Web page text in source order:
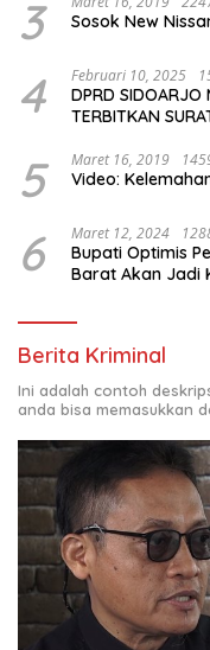
3 Sosok New
4 Februari 10, 2025
DPRD SIDOARJO
TERBITKAN
KELUAR KOTA
5 Maret 16, 2019
Video:
6 Maret 12, 2024
Bupati Optimis
Barat Akan Jadi
Berita Kriminal
Ini adalah contoh
anda bisa memasukkan